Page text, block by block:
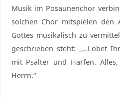
Musik im Posaunenchor
solchen Chor mitspielen den
Gottes musikalisch zu
geschrieben steht: „…Lobet
mit Psalter und Harfen.
Herrn.“